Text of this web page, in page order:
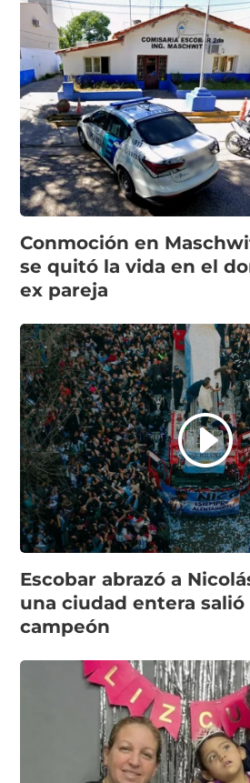
Conmoción en
se quitó la vida en el
ex pareja
Escobar abrazó a
una ciudad entera
campeón